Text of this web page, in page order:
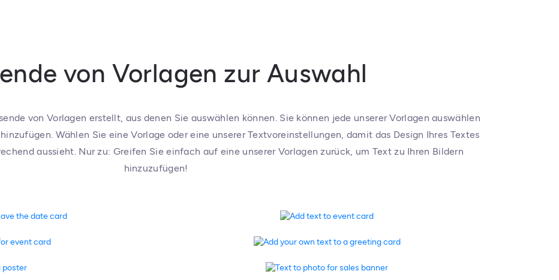
von Vorlagen zur Auswahl
von Vorlagen erstellt, aus denen Sie auswählen können. Sie können jede unserer Vorlagen auswählen
Wählen Sie eine Vorlage oder eine unserer Textvoreinstellungen, damit das Design Ihres Textes
aussieht. Nur zu: Greifen Sie einfach auf eine unserer Vorlagen zurück, um Text zu Ihren Bildern
hinzuzufügen!